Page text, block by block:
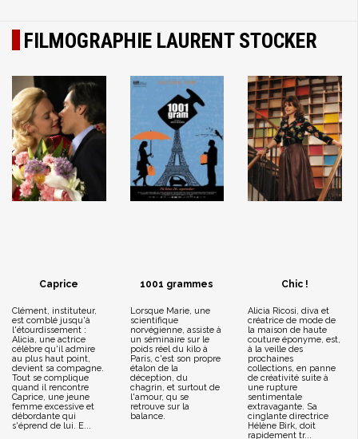
FILMOGRAPHIE LAURENT STOCKER
Caprice
Clément, instituteur,
est comblé jusqu'à
l'étourdissement :
Alicia, une actrice
célèbre qu'il admire
au plus haut point,
devient sa compagne.
Tout se complique
quand il rencontre
Caprice, une jeune
femme excessive et
débordante qui
s'éprend de lui. E...
1001 grammes
Lorsque Marie, une
scientifique
norvégienne, assiste à
un séminaire sur le
poids réel du kilo à
Paris, c'est son propre
étalon de la
déception, du
chagrin, et surtout de
l'amour, qu se
retrouve sur la
balance.
Chic !
Alicia Ricosi, diva et
créatrice de mode de
la maison de haute
couture éponyme, est,
à la veille des
prochaines
collections, en panne
de créativité suite à
une rupture
sentimentale
extravagante. Sa
cinglante directrice
Hélène Birk, doit
rapidement tr...